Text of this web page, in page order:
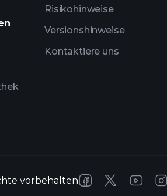
Risikohinweise
Versionshinweise
Kontaktiere uns
vorbehalten